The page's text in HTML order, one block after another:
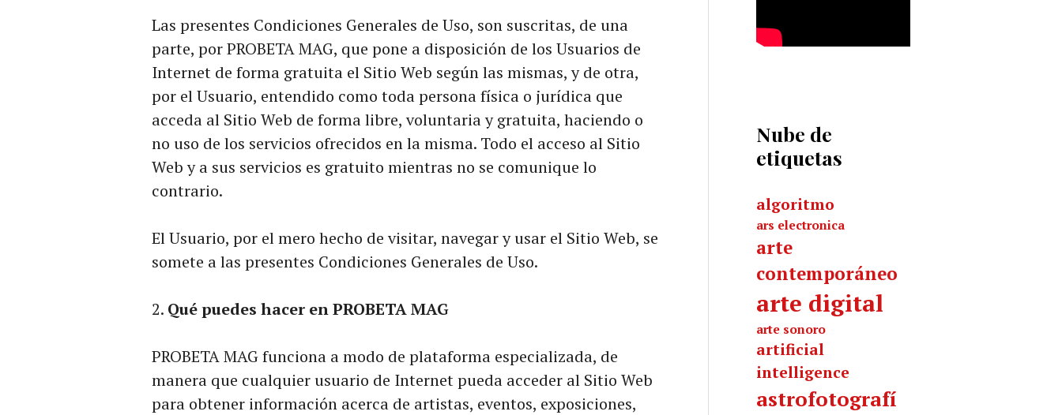
Las presentes Condiciones Generales de Uso, son suscritas, de una
parte, por PROBETA MAG, que pone a disposición de los Usuarios de
Internet de forma gratuita el Sitio Web según las mismas, y de otra,
por el Usuario, entendido como toda persona física o jurídica que
acceda al Sitio Web de forma libre, voluntaria y gratuita, haciendo o
no uso de los servicios ofrecidos en la misma. Todo el acceso al Sitio
Web y a sus servicios es gratuito mientras no se comunique lo
contrario.
El Usuario, por el mero hecho de visitar, navegar y usar el Sitio Web, se
somete a las presentes Condiciones Generales de Uso.
Qué puedes hacer en PROBETA MAG
PROBETA MAG funciona a modo de plataforma especializada, de
manera que cualquier usuario de Internet pueda acceder al Sitio Web
para obtener información acerca de artistas, eventos, exposiciones,
Nube de
etiquetas
algoritmo
ars electronica
arte
contemporáneo
arte digital
arte sonoro
artificial
intelligence
astrofotografí